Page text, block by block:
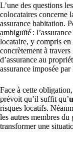
L’une des questions
colocataires concerne
assurance habitation.
ambiguïté :
locataire, y compris
concrètement à
d’assurance au
assurance imposée
Face à cette
prévoit qu’il suffit qu’
risques locatifs.
les autres membres
transformer une